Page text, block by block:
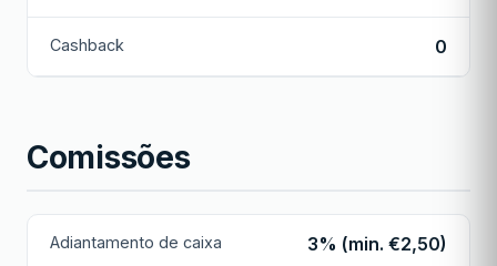
Cashback 0
Comissões
Adiantamento de caixa 3% (min. €2,50)